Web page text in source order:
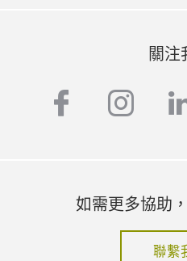
關注
facebook
如需更多協助
聯繫